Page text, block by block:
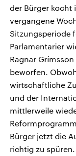
der Bürger kocht
vergangene
Sitzungsperiode
Parlamentarier
Ragnar
beworfen.
wirtschaftliche
und der
mittlerweile
Bürger jetzt die
richtig zu